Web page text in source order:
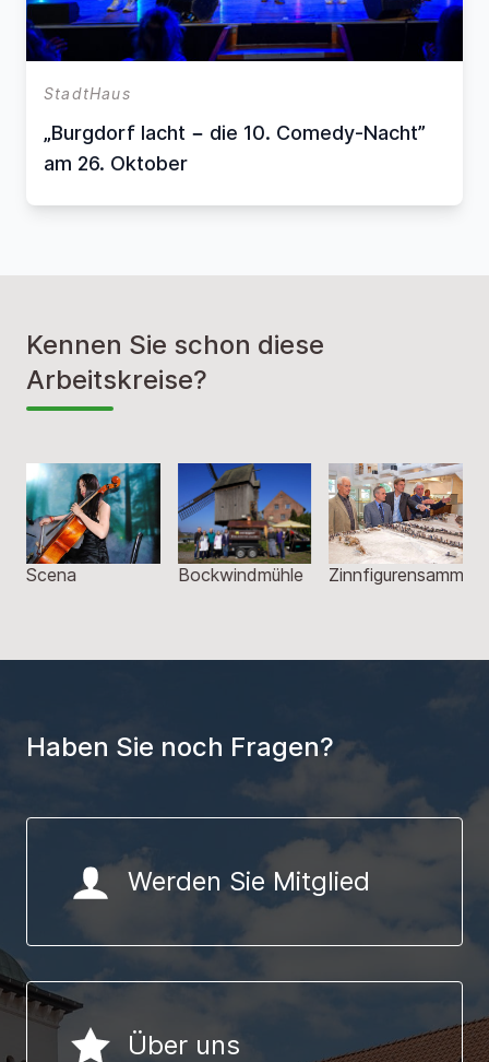
StadtHaus
„Burgdorf lacht − die 10. Comedy-Nacht”
am 26. Oktober
Kennen Sie schon diese
Arbeitskreise?
Boule Stadtfest
Burgdorfer
Haben Sie noch Fragen?
Werden Sie Mitglied
Über uns